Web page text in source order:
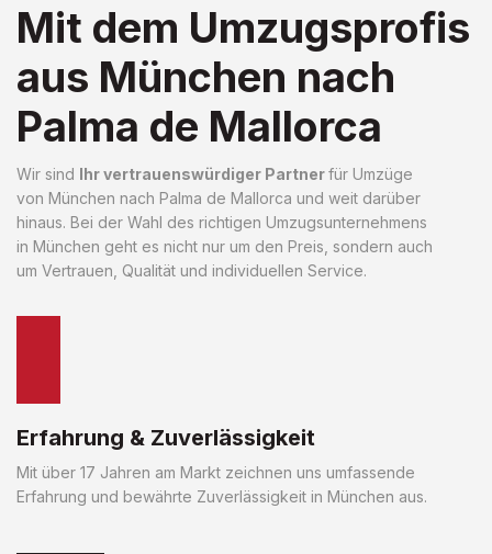
Mit dem Umzugsprofis
aus München nach
Palma de Mallorca
Wir sind Ihr vertrauenswürdiger Partnerfür Umzüge
von München nach Palma de Mallorca und weit darüber
hinaus. Bei der Wahl des richtigen Umzugsunternehmens
in München geht es nicht nur um den Preis, sondern auch
um Vertrauen, Qualität und individuellen Service.
Erfahrung & Zuverlässigkeit
Mit über 17 Jahren am Markt zeichnen uns umfassende
Erfahrung und bewährte Zuverlässigkeit in München aus.